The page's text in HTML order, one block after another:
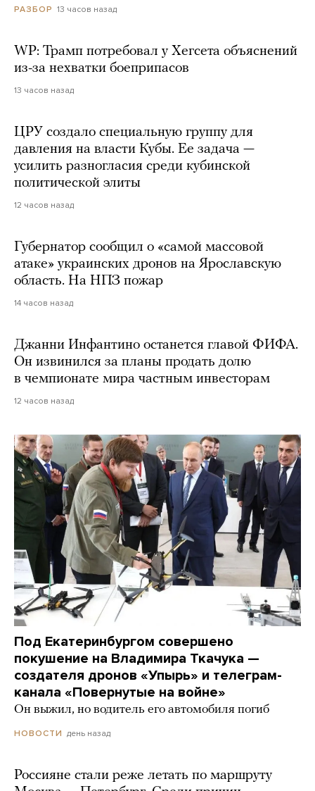
РАЗБОР 13 часов назад
WP: Трамп потребовал у Хегсета объяснений
из-за нехватки боеприпасов
13 часов назад
ЦРУ создало специальную группу для
давления на власти Кубы. Ее задача —
усилить разногласия среди кубинской
политической элиты
12 часов назад
Губернатор сообщил о «самой массовой
атаке» украинских дронов на Ярославскую
область. На НПЗ пожар
14 часов назад
Джанни Инфантино останется главой ФИФА.
Он извинился за планы продать долю
в чемпионате мира частным инвесторам
12 часов назад
Под Екатеринбургом совершено
покушение на Владимира Ткачука —
создателя дронов «Упырь» и телеграм-
канала «Повернутые на войне»
Он выжил, но водитель его автомобиля погиб
НОВОСТИ день назад
Россияне стали реже летать по маршруту